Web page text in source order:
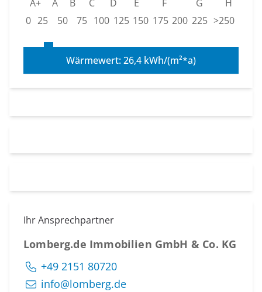
A+ A B C D E F G
H
0 25 50 75 100 125 150 175 200 225 >250
Wärmewert: 26,4 kWh/(m²*a)
Ihr Ansprechpartner
Lomberg.de Immobilien GmbH & Co. KG
+49 2151 80720
info@lomberg.de